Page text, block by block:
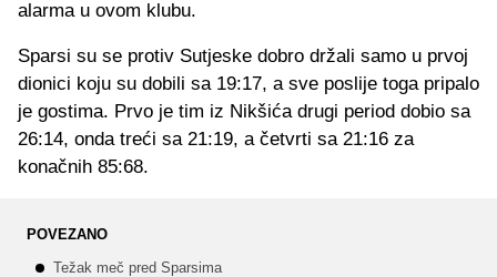
alarma u ovom klubu.
Sparsi su se protiv Sutjeske dobro držali samo u prvoj
dionici koju su dobili sa 19:17, a sve poslije toga pripalo
je gostima. Prvo je tim iz Nikšića drugi period dobio sa
26:14, onda treći sa 21:19, a četvrti sa 21:16 za
konačnih 85:68.
POVEZANO
Težak meč pred Sparsima